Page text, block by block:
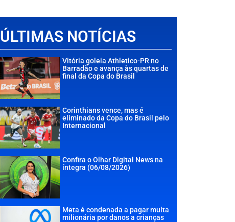
ÚLTIMAS NOTÍCIAS
Vitória goleia Athletico-PR no
Barradão e avança às quartas de
final da Copa do Brasil
Corinthians vence, mas é
eliminado da Copa do Brasil pelo
Internacional
Confira o Olhar Digital News na
íntegra (06/08/2026)
Meta é condenada a pagar multa
milionária por danos a crianças